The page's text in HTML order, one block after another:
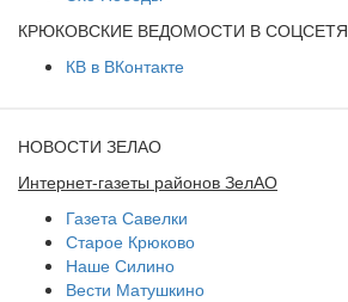
КРЮКОВСКИЕ ВЕДОМОСТИ В
КВ в ВКонтакте
НОВОСТИ ЗЕЛАО
Интернет-газеты районов ЗелАО
Газета Савелки
Старое Крюково
Наше Силино
Вести Матушкино